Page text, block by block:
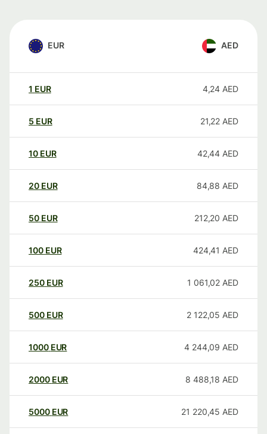
EUR AED
1 EUR 4,24 AED
5 EUR 21,22 AED
10 EUR 42,44 AED
20 EUR 84,88 AED
50 EUR 212,20 AED
100 EUR 424,41 AED
250 EUR 1 061,02 AED
500 EUR 2 122,05 AED
1000 EUR 4 244,09 AED
2000 EUR 8 488,18 AED
5000 EUR 21 220,45 AED